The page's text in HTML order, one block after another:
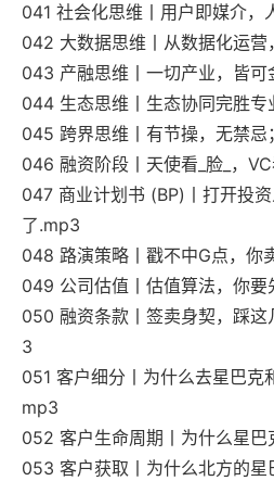
041 社会化思维丨用户即媒介，
042 大数据思维丨从数据化运
043 产融思维丨一切产业，皆可
044 生态思维丨生态协同完胜专
045 跨界思维丨有节操，无禁
046 融资阶段丨天使看_脸_，
047 商业计划书 (BP)丨打开投
了.mp3
048 路演策略丨戳不中G点，你
049 公司估值丨估值算法，你
050 融资条款丨签卖身契，踩
3
051 客户细分丨为什么去星巴克
mp3
052 客户生命周期丨为什么星
053 客户获取丨为什么北方的